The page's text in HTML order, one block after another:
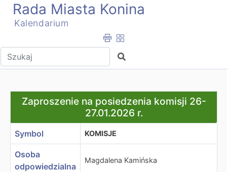
Rada Miasta Konina
Kalendarium
Wpisz tekst do wyszukania Szukaj
Zaproszenie na posiedzenia komisji 26-27.01.2026 r.
Zaproszenie na posiedzenia komisji 26-
27.01.2026 r.
Symbol KOMISJE
Osoba
odpowiedzialna
Magdalena Kamińska